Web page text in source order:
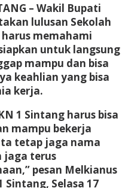
– Wakil Bupati
lulusan Sekolah
memahami
untuk langsung
mampu dan bisa
keahlian yang bisa
kerja.
1 Sintang harus bisa
mampu bekerja
tetap jaga nama
jaga terus
pesan Melkianus
Sintang, Selasa 17